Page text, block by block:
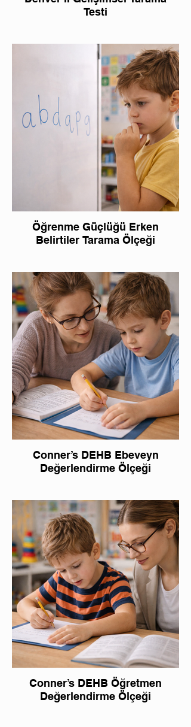
Testi
Öğrenme Güçlüğü Erken
Belirtiler Tarama Ölçeği
Conner’s DEHB Ebeveyn
Değerlendirme Ölçeği
Conner’s DEHB Öğretmen
Değerlendirme Ölçeği